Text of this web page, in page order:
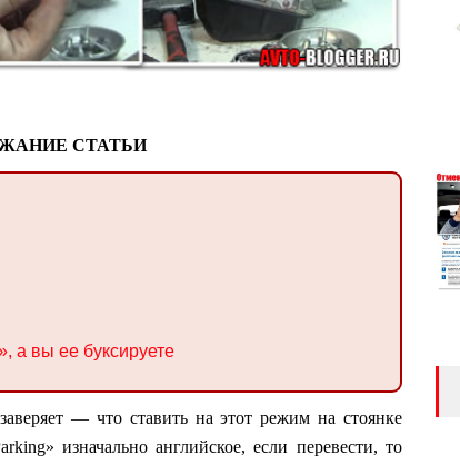
СТАТЬИ
а вы ее буксируете
— что ставить на этот режим на стоянке
изначально английское, если перевести, то